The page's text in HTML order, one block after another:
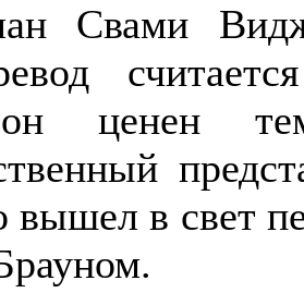
Свами
он ценен
вышел в свет